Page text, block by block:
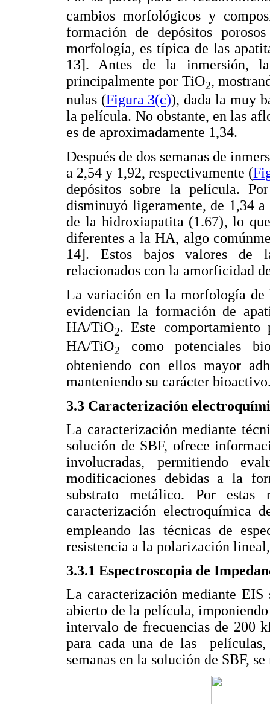
cambios morfológicos y
formación de depósitos
morfología, es típica de las
13]. Antes de la inmersión,
principalmente por TiO2,
nulas (Figura 3(c)), dada la muy
la película. No obstante, en las
es de aproximadamente 1,34.
Después de dos semanas de
a 2,54 y 1,92, respectivamente (
depósitos sobre la película.
disminuyó ligeramente, de 1,34
de la hidroxiapatita (1.67), lo
diferentes a la HA, algo
14]. Estos bajos valores de
relacionados con la amorficidad
La variación en la morfología
evidencian la formación de
HA/TiO2. Este
HA/TiO2
como potenciales
obteniendo con ellos mayor
manteniendo su carácter
3.3 Caracterización
La caracterización mediante
solución de SBF, ofrece
involucradas, permitiendo
modificaciones debidas a la
substrato metálico. Por estas
caracterización electroquímica
empleando las técnicas de
resistencia a la polarización
3.3.1 Espectroscopia de
La caracterización mediante
abierto de la película,
intervalo de frecuencias de 200
para cada una de las
semanas en la solución de SBF,